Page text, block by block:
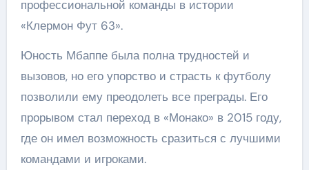
профессиональной команды в истории
«Клермон Фут 63».
Юность Мбаппе была полна трудностей и
вызовов, но его упорство и страсть к футболу
позволили ему преодолеть все преграды. Его
прорывом стал переход в «Монако» в 2015 году,
где он имел возможность сразиться с лучшими
командами и игроками.